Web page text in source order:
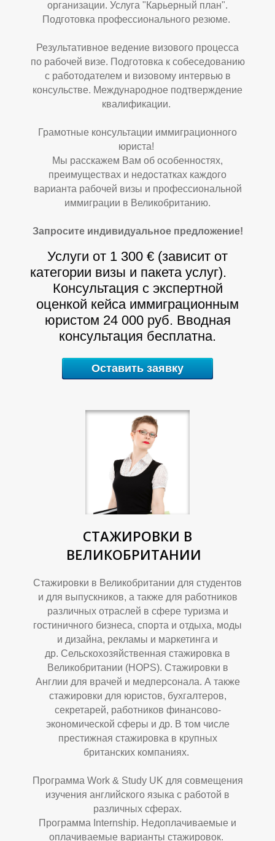
С
Т
Р
З
В
В
организации. Услуга "Карьерный план".
Подготовка профессионального резюме.
Результативное ведение визового процесса
по рабочей визе. Подготовка к собеседованию
с работодателем и визовому интервью в
консульстве. Международное подтверждение
квалификации.
Грамотные консультации иммиграционного
юриста!
Мы расскажем Вам об особенностях,
преимуществах и недостатках каждого
варианта рабочей визы и профессиональной
иммиграции в Великобританию.
Запросите индивидуальное предложение!
Услуги от 1 300 € (зависит от
категории визы и пакета услуг).
Консультация с экспертной
оценкой кейса иммиграционным
юристом 24 000 руб. Вводная
консультация бесплатна.
Оставить заявку
СТАЖИРОВКИ В
ВЕЛИКОБРИТАНИИ
Стажировки в Великобритании для студентов
и для выпускников, а также для работников
различных отраслей в сфере туризма и
гостиничного бизнеса, спорта и отдыха, моды
и дизайна, рекламы и маркетинга и
др. Сельскохозяйственная стажировка в
Великобритании (HOPS). Стажировки в
Англии для врачей и медперсонала. А также
стажировки для юристов, бухгалтеров,
секретарей, работников финансово-
экономической сферы и др. В том числе
престижная стажировка в крупных
британских компаниях.
Программа Work & Study UK для совмещения
изучения английского языка с работой в
различных сферах.
Программа Internship. Недоплачиваемые и
оплачиваемые варианты стажировок.